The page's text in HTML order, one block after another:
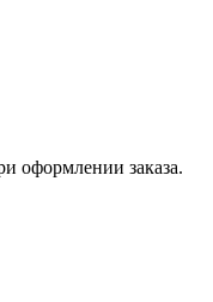
оформлении заказа.